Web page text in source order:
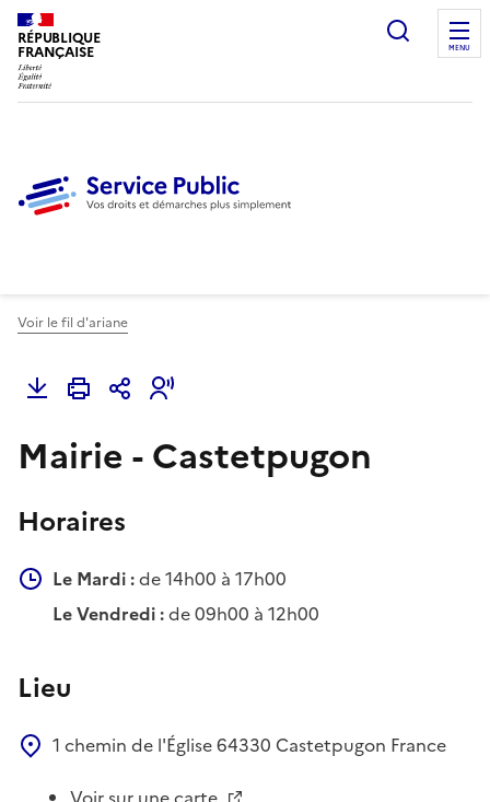
RÉPUBLIQUE
FRANÇAISE
Ouvrir
MENU
Voir le fil d'ariane
Mairie - Castetpugon
Horaires
Le Mardi :de 14h00 à 17h00
Le Vendredi :de 09h00 à 12h00
Lieu
1 chemin de l'Église64330 Castetpugon France